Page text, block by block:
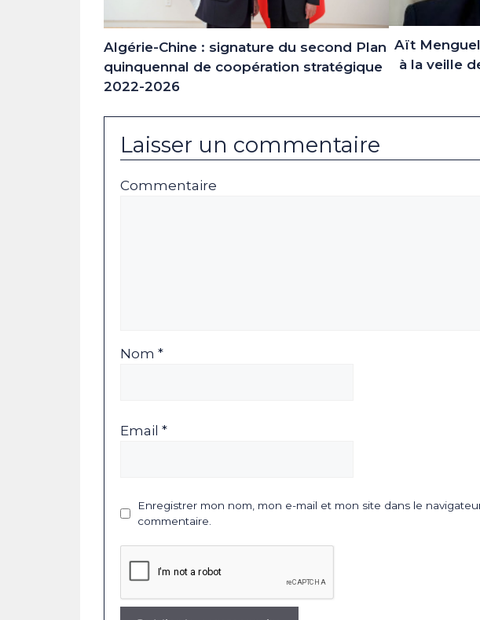
Algérie-Chine : signature du second Plan
quinquennal de coopération stratégique
2022-2026
Aït
à la veille
Laisser un commentaire
Commentaire
Nom *
Email *
Enregistrer mon nom, mon e-mail et mon site dans le
commentaire.